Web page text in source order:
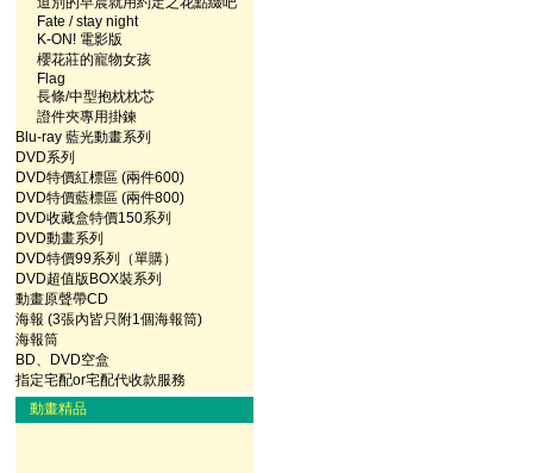
Fate / stay night
K-ON! 電影版
櫻花莊的寵物女孩
Flag
長條/中型抱枕枕芯
證件夾專用掛鍊
Blu-ray 藍光動畫系列
DVD系列
DVD特價紅標區 (兩件600)
DVD特價藍標區 (兩件800)
DVD收藏盒特價150系列
DVD動畫系列
DVD特價99系列（單購）
DVD超值版BOX裝系列
動畫原聲帶CD
海報 (3張內皆只附1個海報筒)
海報筒
BD、DVD空盒
指定宅配or宅配代收款服務
動畫精品